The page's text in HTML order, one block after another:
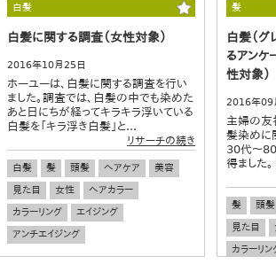
白髪
白髪に関する調査（女性対象）
2016年10月25日
ホーユーは、白髪に関する調査を行い
ました。調査では、白髪の中でも染めた
あと日にちが経ってキラキラ浮いている
白髪を「キラ浮き白髪」と...
リサーチの続き
白髪 髪 頭髪 ヘアケア
美容
見た目
女性
ヘアカラー
カラーリング
エイジング
アンチエイジング
髪
白髪（グ
るアン
性対象）
2016年09
主婦の友
髪染めに
30代～
得ました
髪 頭髪
見た目
カラーリン